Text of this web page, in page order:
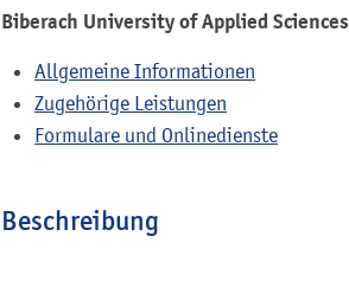
Biberach University of Applied Sciences
Allgemeine Informationen
Zugehörige Leistungen
Formulare und Onlinedienste
Beschreibung